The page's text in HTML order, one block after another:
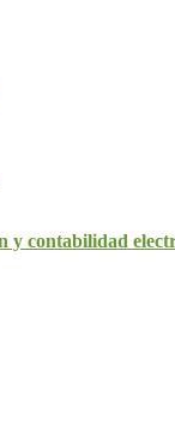
y contabilidad